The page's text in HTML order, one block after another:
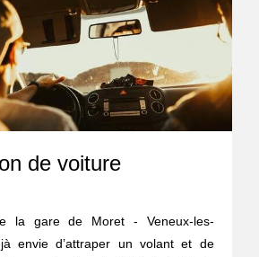
de voiture
la gare de Moret - Veneux-les-
envie d’attraper un volant et de